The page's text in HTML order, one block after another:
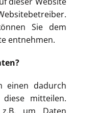
Sie dem
entnehmen.
einen dadurch
mitteilen.